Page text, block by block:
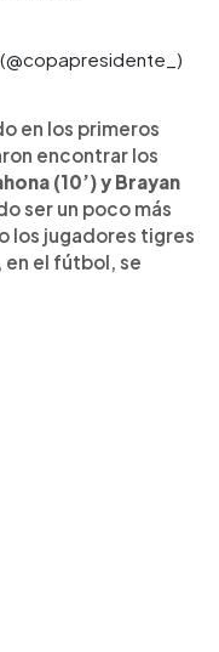
en los primeros
encontrar los
(10’) y Brayan
ser un poco más
los jugadores tigres
en el fútbol, se